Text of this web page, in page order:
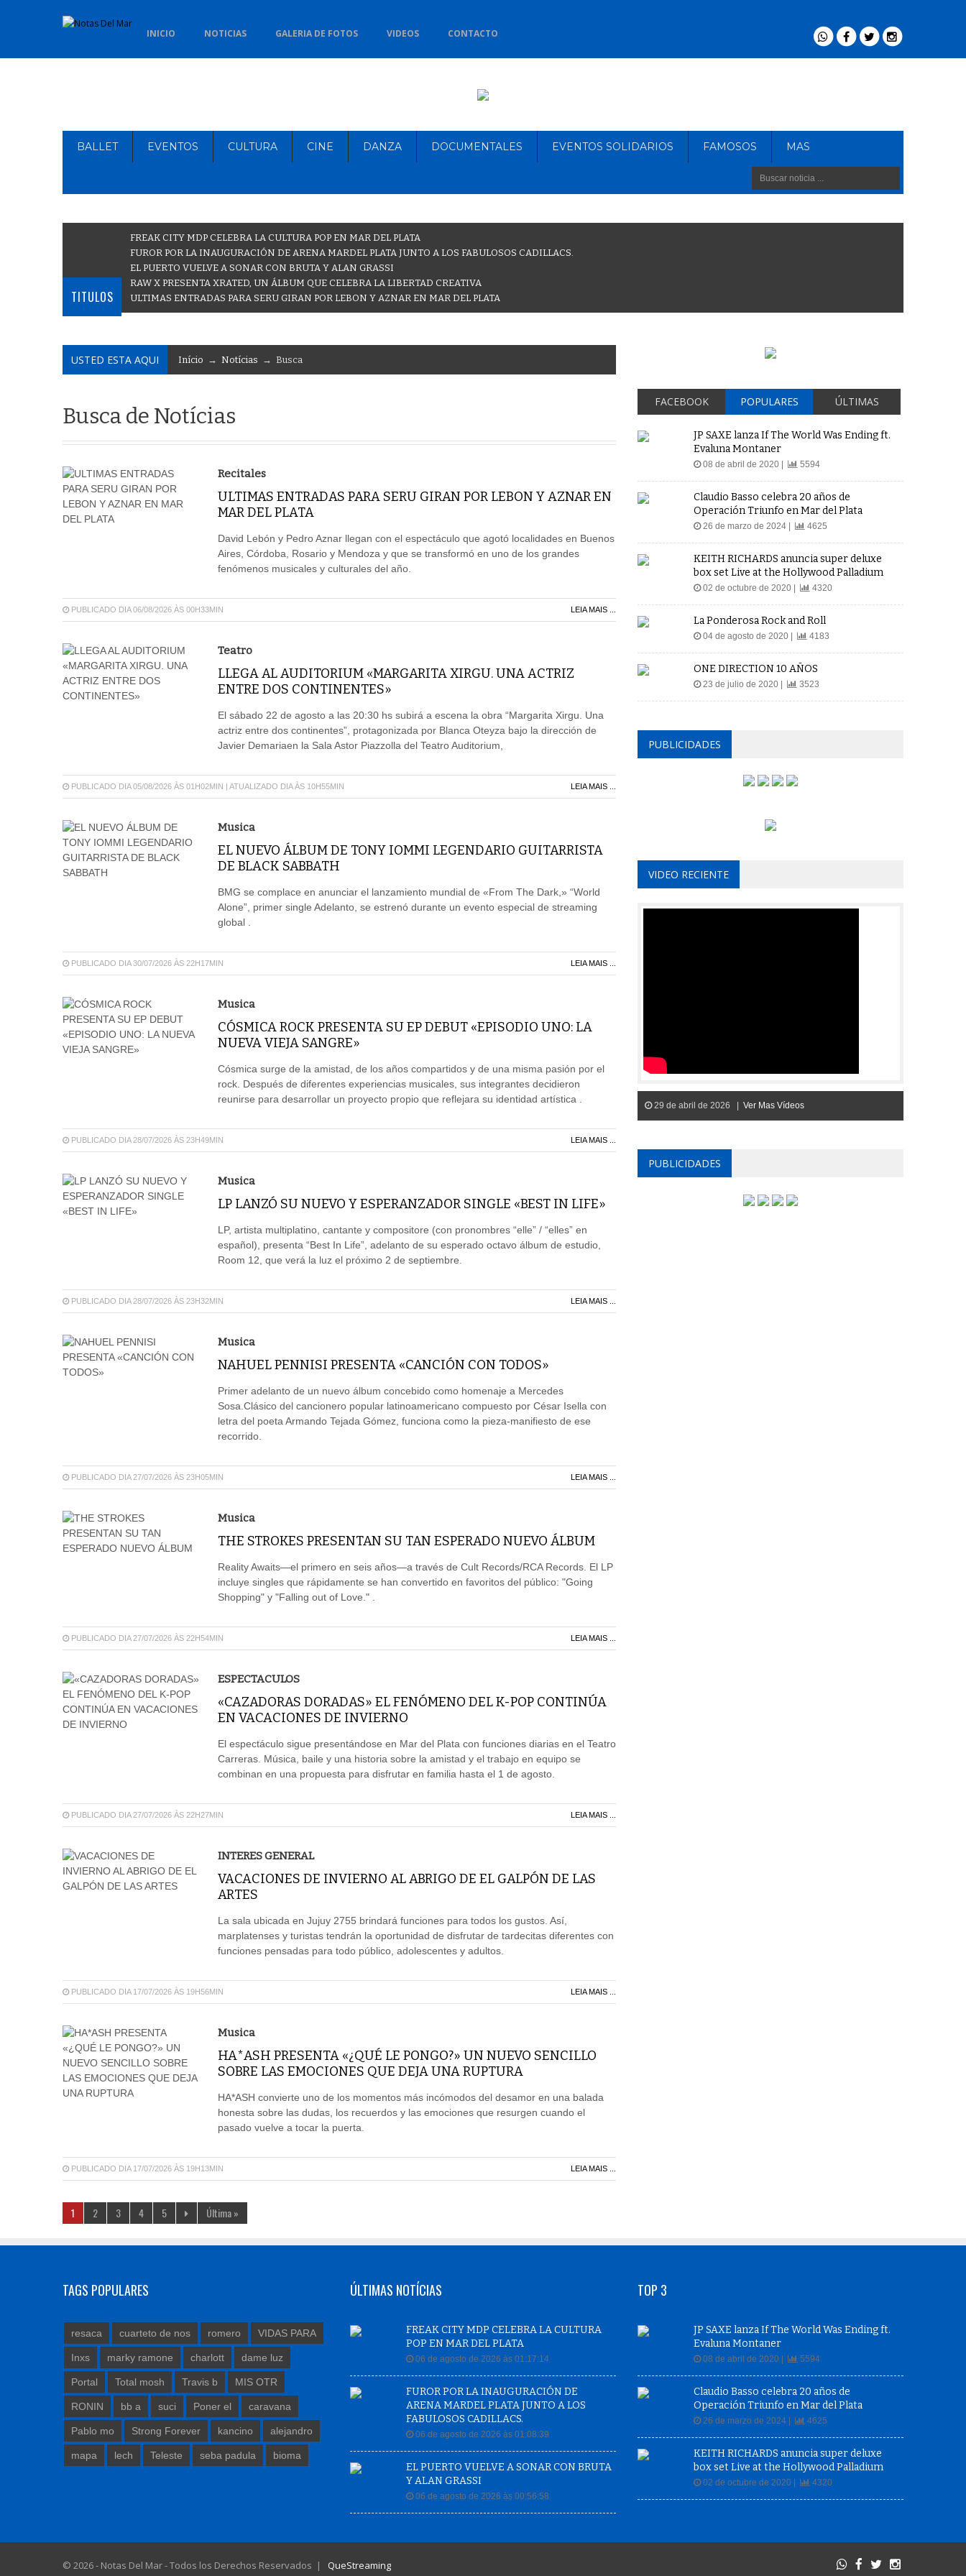
INICIO NOTICIAS GALERIA DE FOTOS VIDEOS CONTACTO
BALLET EVENTOS CULTURA CINE DANZA DOCUMENTALES EVENTOS SOLIDARIOS FAMOSOS MAS
TITULOS
FREAK CITY MDP CELEBRA LA CULTURA POP EN MAR DEL PLATA
FUROR POR LA INAUGURACIÓN DE ARENA MARDEL PLATA JUNTO A LOS FABULOSOS CADILLACS.
EL PUERTO VUELVE A SONAR CON BRUTA Y ALAN GRASSI
RAW X PRESENTA XRATED, UN ÁLBUM QUE CELEBRA LA LIBERTAD CREATIVA
ULTIMAS ENTRADAS PARA SERU GIRAN POR LEBON Y AZNAR EN MAR DEL PLATA
USTED ESTA AQUI Início → Notícias → Busca
Busca de Notícias
Recitales
ULTIMAS ENTRADAS PARA SERU GIRAN POR LEBON Y AZNAR EN
MAR DEL PLATA
David Lebón y Pedro Aznar llegan con el espectáculo que agotó localidades en Buenos
Aires, Córdoba, Rosario y Mendoza y que se transformó en uno de los grandes
fenómenos musicales y culturales del año.
PUBLICADO DIA 06/08/2026 ÀS 00H33MIN LEIA MAIS ...
Teatro
LLEGA AL AUDITORIUM «MARGARITA XIRGU. UNA ACTRIZ
ENTRE DOS CONTINENTES»
El sábado 22 de agosto a las 20:30 hs subirá a escena la obra “Margarita Xirgu. Una
actriz entre dos continentes”, protagonizada por Blanca Oteyza bajo la dirección de
Javier Demariaen la Sala Astor Piazzolla del Teatro Auditorium,
PUBLICADO DIA 05/08/2026 ÀS 01H02MIN | ATUALIZADO DIA ÀS 10H55MIN LEIA MAIS ...
Musica
EL NUEVO ÁLBUM DE TONY IOMMI LEGENDARIO GUITARRISTA
DE BLACK SABBATH
BMG se complace en anunciar el lanzamiento mundial de «From The Dark,» “World
Alone”, primer single Adelanto, se estrenó durante un evento especial de streaming
global .
PUBLICADO DIA 30/07/2026 ÀS 22H17MIN LEIA MAIS ...
Musica
CÓSMICA ROCK PRESENTA SU EP DEBUT «EPISODIO UNO: LA
NUEVA VIEJA SANGRE»
Cósmica surge de la amistad, de los años compartidos y de una misma pasión por el
rock. Después de diferentes experiencias musicales, sus integrantes decidieron
reunirse para desarrollar un proyecto propio que reflejara su identidad artística .
PUBLICADO DIA 28/07/2026 ÀS 23H49MIN LEIA MAIS ...
Musica
LP LANZÓ SU NUEVO Y ESPERANZADOR SINGLE «BEST IN LIFE»
LP, artista multiplatino, cantante y compositore (con pronombres “elle” / “elles” en
español), presenta “Best In Life”, adelanto de su esperado octavo álbum de estudio,
Room 12, que verá la luz el próximo 2 de septiembre.
PUBLICADO DIA 28/07/2026 ÀS 23H32MIN LEIA MAIS ...
Musica
NAHUEL PENNISI PRESENTA «CANCIÓN CON TODOS»
Primer adelanto de un nuevo álbum concebido como homenaje a Mercedes
Sosa.Clásico del cancionero popular latinoamericano compuesto por César Isella con
letra del poeta Armando Tejada Gómez, funciona como la pieza-manifiesto de ese
recorrido.
PUBLICADO DIA 27/07/2026 ÀS 23H05MIN LEIA MAIS ...
Musica
THE STROKES PRESENTAN SU TAN ESPERADO NUEVO ÁLBUM
Reality Awaits—el primero en seis años—a través de Cult Records/RCA Records. El LP
incluye singles que rápidamente se han convertido en favoritos del público: "Going
Shopping" y "Falling out of Love." .
PUBLICADO DIA 27/07/2026 ÀS 22H54MIN LEIA MAIS ...
ESPECTACULOS
«CAZADORAS DORADAS» EL FENÓMENO DEL K-POP CONTINÚA
EN VACACIONES DE INVIERNO
El espectáculo sigue presentándose en Mar del Plata con funciones diarias en el Teatro
Carreras. Música, baile y una historia sobre la amistad y el trabajo en equipo se
combinan en una propuesta para disfrutar en familia hasta el 1 de agosto.
PUBLICADO DIA 27/07/2026 ÀS 22H27MIN LEIA MAIS ...
INTERES GENERAL
VACACIONES DE INVIERNO AL ABRIGO DE EL GALPÓN DE LAS
ARTES
La sala ubicada en Jujuy 2755 brindará funciones para todos los gustos. Así,
marplatenses y turistas tendrán la oportunidad de disfrutar de tardecitas diferentes con
funciones pensadas para todo público, adolescentes y adultos.
PUBLICADO DIA 17/07/2026 ÀS 19H56MIN LEIA MAIS ...
Musica
HA*ASH PRESENTA «¿QUÉ LE PONGO?» UN NUEVO SENCILLO
SOBRE LAS EMOCIONES QUE DEJA UNA RUPTURA
HA*ASH convierte uno de los momentos más incómodos del desamor en una balada
honesta sobre las dudas, los recuerdos y las emociones que resurgen cuando el
pasado vuelve a tocar la puerta.
PUBLICADO DIA 17/07/2026 ÀS 19H13MIN LEIA MAIS ...
1 2 3 4 5 Última »
FACEBOOK POPULARES ÚLTIMAS
JP SAXE lanza If The World Was Ending ft.
Evaluna Montaner
08 de abril de 2020 | 5594
Claudio Basso celebra 20 años de
Operación Triunfo en Mar del Plata
26 de marzo de 2024 | 4625
KEITH RICHARDS anuncia super deluxe
box set Live at the Hollywood Palladium
02 de octubre de 2020 | 4320
La Ponderosa Rock and Roll
04 de agosto de 2020 | 4183
ONE DIRECTION 10 AÑOS
23 de julio de 2020 | 3523
PUBLICIDADES
VIDEO RECIENTE
29 de abril de 2026 | Ver Mas Vídeos
PUBLICIDADES
TAGS POPULARES
resaca cuarteto de nos romero VIDAS PARA
Inxs marky ramone charlott dame luz
Portal Total mosh Travis b MIS OTR
RONIN bb a suci Poner el caravana
Pablo mo Strong Forever kancino alejandro
mapa lech Teleste seba padula bioma
ÚLTIMAS NOTÍCIAS
FREAK CITY MDP CELEBRA LA CULTURA
POP EN MAR DEL PLATA
06 de agosto de 2026 às 01:17:14
FUROR POR LA INAUGURACIÓN DE
ARENA MARDEL PLATA JUNTO A LOS
FABULOSOS CADILLACS.
06 de agosto de 2026 às 01:08:39
EL PUERTO VUELVE A SONAR CON BRUTA
Y ALAN GRASSI
06 de agosto de 2026 às 00:56:58
TOP 3
JP SAXE lanza If The World Was Ending ft.
Evaluna Montaner
08 de abril de 2020 | 5594
Claudio Basso celebra 20 años de
Operación Triunfo en Mar del Plata
26 de marzo de 2024 | 4625
KEITH RICHARDS anuncia super deluxe
box set Live at the Hollywood Palladium
02 de octubre de 2020 | 4320
© 2026 - Notas Del Mar - Todos los Derechos Reservados | QueStreaming